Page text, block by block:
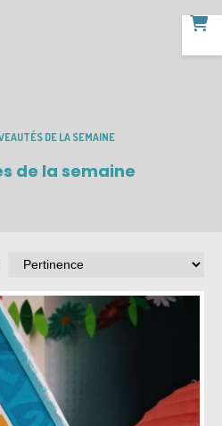
DE LA SEMAINE
de la semaine